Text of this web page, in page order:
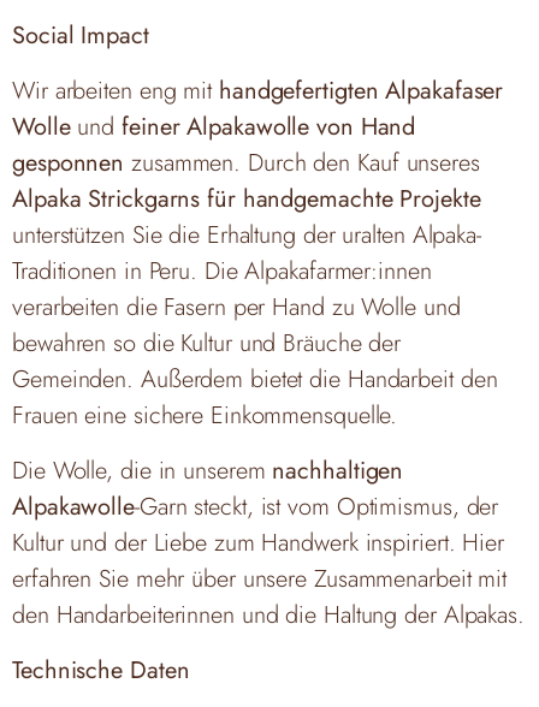
Social Impact
Wir arbeiten eng mit handgefertigten Alpakafaser
Wolleund feiner Alpakawolle von Hand
gesponnen zusammen. Durch den Kauf unseres
Alpaka Strickgarns für handgemachte Projekte
unterstützen Sie die Erhaltung der uralten Alpaka-
Traditionen in Peru. Die Alpakafarmer:innen
verarbeiten die Fasern per Hand zu Wolle und
bewahren so die Kultur und Bräuche der
Gemeinden. Außerdem bietet die Handarbeit den
Frauen eine sichere Einkommensquelle.
Die Wolle, die in unserem nachhaltigen
Alpakawolle-Garn steckt, ist vom Optimismus, der
Kultur und der Liebe zum Handwerk inspiriert. Hier
erfahren Sie mehr über unsere Zusammenarbeit mit
den Handarbeiterinnen und die Haltung der Alpakas.
Technische Daten